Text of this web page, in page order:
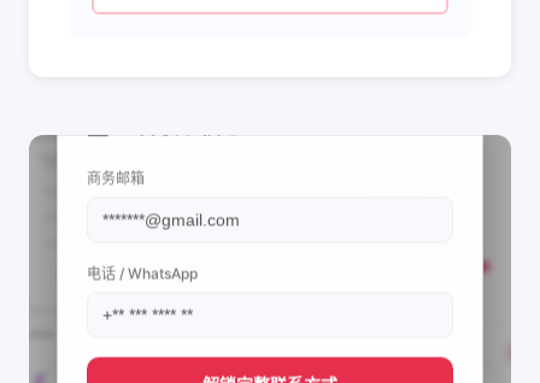
商务邮箱
电话 / WhatsApp